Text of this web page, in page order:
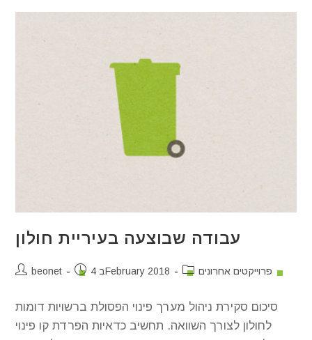
עבודה שבוצעה בעיריית חולון
beonet 4 בFebruary 2018 פרוייקטים אחרונים
סיכום סקירת ניהול מערך פינוי הפסולת ברשויות דומות
לחולון לצורך השוואה. תחשיב כדאיות הפרדת קו פינוי